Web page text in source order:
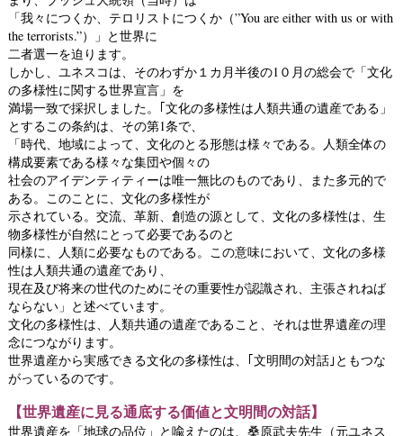
「我々につくか、テロリストにつくか（”You are either with us or with
the terrorists.”）」と世界に
二者選一を迫ります。
しかし、ユネスコは、そのわずか１カ月半後の1０月の総会で「文化
の多様性に関する世界宣言」を
満場一致で採択しました。｢文化の多様性は人類共通の遺産である」
とするこの条約は、その第1条で、
「時代、地域によって、文化のとる形態は様々である。人類全体の
構成要素である様々な集団や個々の
社会のアイデンティティーは唯一無比のものであり、また多元的で
ある。このことに、文化の多様性が
示されている。交流、革新、創造の源として、文化の多様性は、生
物多様性が自然にとって必要であるのと
同様に、人類に必要なものである。この意味において、文化の多様
性は人類共通の遺産であり、
現在及び将来の世代のためにその重要性が認識され、主張されねば
ならない」と述べています。
文化の多様性は、人類共通の遺産であること、それは世界遺産の理
念につながります。
世界遺産から実感できる文化の多様性は、｢文明間の対話｣ともつな
がっているのです。
【世界遺産に見る通底する価値と文明間の対話】
世界遺産を「地球の品位」と喩えたのは、桑原武夫先生（元ユネス